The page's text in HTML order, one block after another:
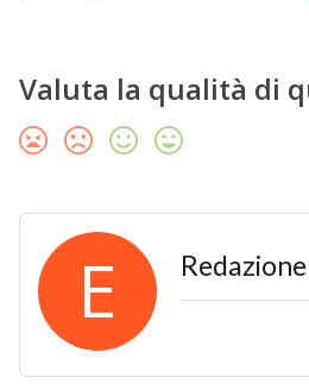
Valuta la qualità di
E